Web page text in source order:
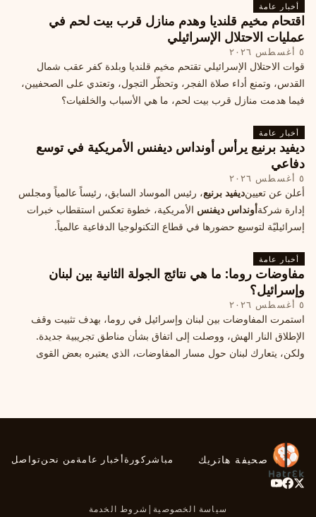
أخبار عامة
اقتحام مخيم قلنديا وهدم منازل قرب بيت لحم في
عمليات الاحتلال الإسرائيلي
٥ أغسطس ٢٠٢٦
قوات الاحتلال الإسرائيلي تقتحم مخيم قلنديا وبلدة كفر عقب شمال
القدس، وتمنع أداء صلاة الفجر، وتحظّر التجول، وتعتدي على الصحفيين،
فيما هدمت منازل قرب بيت لحم، ما هي الأسباب والخلفيات؟
أخبار عامة
ديفيد برنيع يرأس أونداس ديفنس الأمريكية في توسع
دفاعي
٥ أغسطس ٢٠٢٦
أعلن عن تعيينديفيد برنيع، رئيس الموساد السابق، رئيساً عالمياً ومجلس
إدارة شركةأونداس ديفنس الأمريكية، خطوة تعكس استقطاب خبرات
إسرائيليّة لتوسيع حضورها في قطاع التكنولوجيا الدفاعية عالمياً.
أخبار عامة
مفاوضات روما: ما هي نتائج الجولة الثانية بين لبنان
وإسرائيل؟
٥ أغسطس ٢٠٢٦
استمرت المفاوضات بين لبنان وإسرائيل في روما، بهدف تثبيت وقف
الإطلاق النار الهش، ووصلت إلى اتفاق بشأن مناطق تجريبية جديدة.
ولكن، يتعارك لبنان حول مسار المفاوضات، الذي يعتبره بعض القوى
صحيفة هاتريك مباشر كورةأخبار عامةمن نحنتواصل
سياسة الخصوصية | شروط الخدمة